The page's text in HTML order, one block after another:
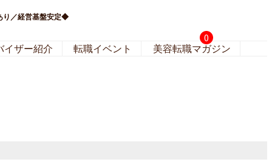
り／経営基盤安定◆
0
イザー紹介 転職イベント 美容転職マガジン